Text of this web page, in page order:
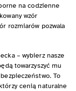
na codzienne
wzór
rozmiarów pozwala
– wybierz nasze
towarzyszyć mu
To
cenią naturalne